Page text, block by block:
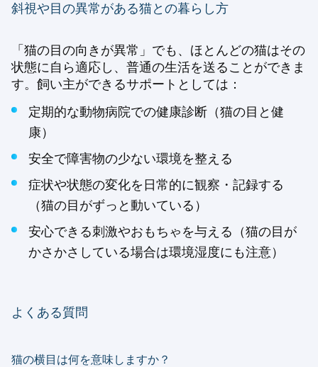
斜視や目の異常がある猫との暮らし方
「猫の目の向きが異常」でも、ほとんどの猫はその
状態に自ら適応し、普通の生活を送ることができま
す。飼い主ができるサポートとしては：
定期的な動物病院での健康診断（猫の目と健
康）
安全で障害物の少ない環境を整える
症状や状態の変化を日常的に観察・記録する
（猫の目がずっと動いている）
安心できる刺激やおもちゃを与える（猫の目が
かさかさしている場合は環境湿度にも注意）
よくある質問
猫の横目は何を意味しますか？